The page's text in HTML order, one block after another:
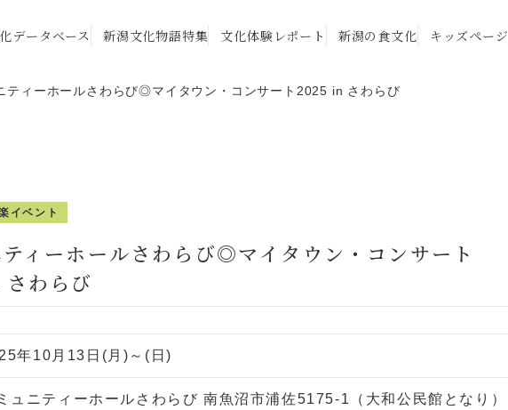
データベース 新潟文化物語特集 文化体験レポート 新潟の食文化 キッズページ
ティーホールさわらび◎マイタウン・コンサート2025 in さわらび
イベント
ィーホールさわらび◎マイタウン・コンサート
わらび
年10月13日(月)～(日)
ュニティーホールさわらび 南魚沼市浦佐5175‐1（大和公民館となり）